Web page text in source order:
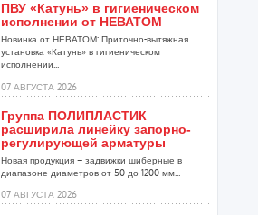
ПВУ «Катунь» в гигиеническом
исполнении от НЕВАТОМ
Новинка от НЕВАТОМ: Приточно-вытяжная
установка «Катунь» в гигиеническом
исполнении...
07 АВГУСТА 2026
Группа ПОЛИПЛАСТИК
расширила линейку запорно-
регулирующей арматуры
Новая продукция – задвижки шиберные в
диапазоне диаметров от 50 до 1200 мм...
07 АВГУСТА 2026